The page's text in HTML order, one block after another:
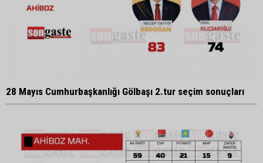
28 Mayıs Cumhurbaşkanlığı Gölbaşı 2.tur seçim sonuçları